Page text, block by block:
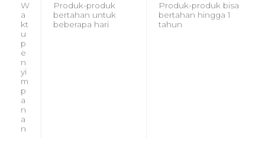
W
a
kt
u
p
e
n
yi
m
p
a
n
a
n
Produk-produk
bertahan untuk
beberapa hari
Produk-produk bisa
bertahan hingga 1
tahun